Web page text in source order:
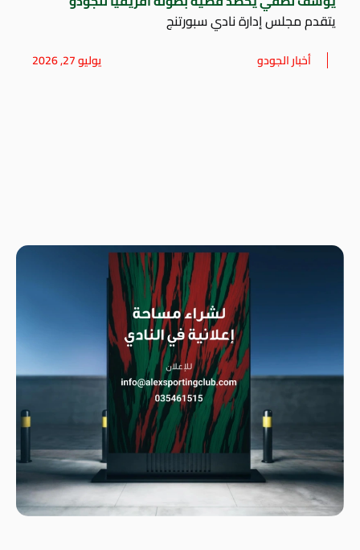
يتقدم مجلس إدارة نادي سبورتنج
أخبار الجودو يوليو 27, 2026